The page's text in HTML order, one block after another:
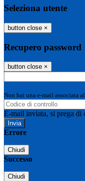
Seleziona utente
button close ×
Recupero password
button close ×
Non hai una e-mail associata
E-mail inviata, si prega di
Errore
Chiudi
Successo
Chiudi